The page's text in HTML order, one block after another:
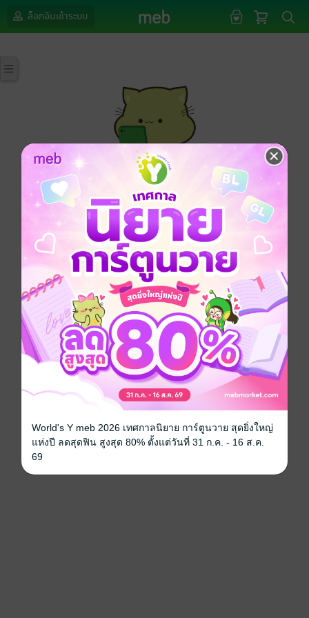
ล็อกอินเข้าระบบ
กรุณาเข้าสู่ระบบก่อนดำเนินรายการด้วยค่ะ
ล็อกอินเข้าระบบ
World's Y meb 2026 เทศกาลนิยาย การ์ตูนวาย สุดยิ่งใหญ่
แห่งปี ลดสุดฟิน สูงสุด 80% ตั้งแต่วันที่ 31 ก.ค. - 16 ส.ค.
69